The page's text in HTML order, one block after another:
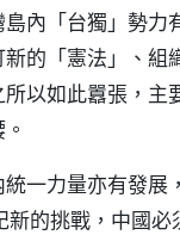
內「台獨」勢
的「憲法」、組
以如此囂張，主
一力量亦有發
的挑戰，中國